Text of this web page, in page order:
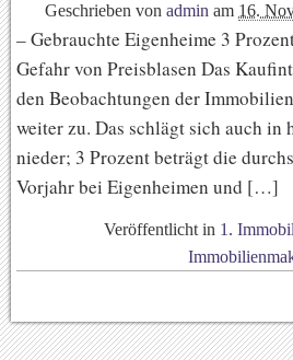
Geschrieben von admin am 16.
– Gebrauchte Eigenheime 3
Gefahr von Preisblasen Das
den Beobachtungen der
weiter zu. Das schlägt sich auch
nieder; 3 Prozent beträgt die
Vorjahr bei Eigenheimen und […]
Veröffentlicht in 1.